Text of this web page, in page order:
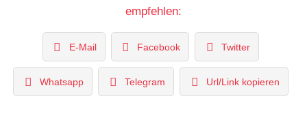
empfehlen:
E-Mail Facebook Twitter
Whatsapp Telegram Url/Link kopieren